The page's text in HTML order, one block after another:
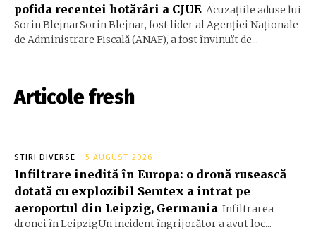
pofida recentei hotărâri a CJUE Acuzațiile aduse lui
Sorin BlejnarSorin Blejnar, fost lider al Agenției Naționale
de Administrare Fiscală (ANAF), a fost învinuït de...
Articole fresh
STIRI DIVERSE 5 AUGUST 2026
Infiltrare inedită în Europa: o dronă rusească
dotată cu explozibil Semtex a intrat pe
aeroportul din Leipzig, Germania Infiltrarea
dronei în LeipzigUn incident îngrijorător a avut loc...